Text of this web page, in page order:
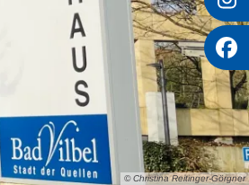
© Christina Reitinger-Görgner